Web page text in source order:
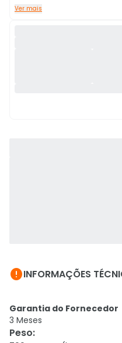
Ver mais
INFORMAÇÕES
Garantia do Fornecedor
3 Meses
Peso: